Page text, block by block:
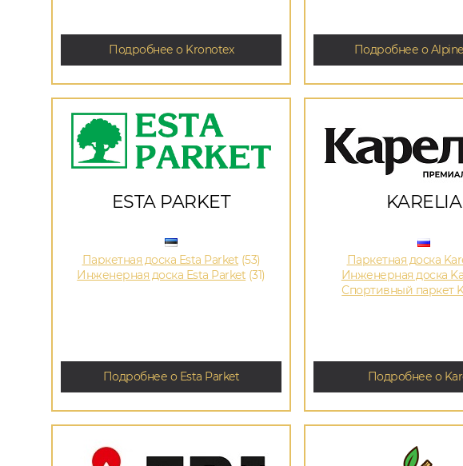
Подробнее о Kronotex Подробнее о
ESTA PARKET
Паркетная доска Esta Parket (53)
Инженерная доска Esta Parket (31)
Подробнее о Esta Parket
KARELIA
Паркетная доска
Инженерная доска
Спортивный паркет
Подробнее о